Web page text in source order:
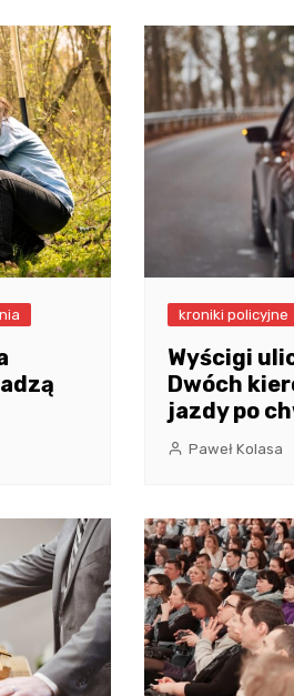
kroniki policyjne
Wyścigi
Dwóch
jazdy po
Paweł Kolasa